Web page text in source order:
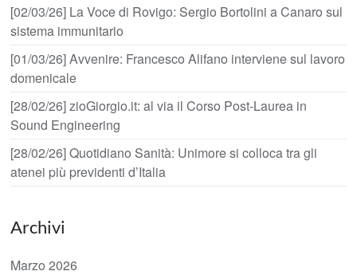
[02/03/26] La Voce di Rovigo: Sergio Bortolini a Canaro sul
sistema immunitario
[01/03/26] Avvenire: Francesco Alifano interviene sul lavoro
domenicale
[28/02/26] zioGiorgio.it: al via il Corso Post-Laurea in
Sound Engineering
[28/02/26] Quotidiano Sanità: Unimore si colloca tra gli
atenei più previdenti d’Italia
Archivi
Marzo 2026